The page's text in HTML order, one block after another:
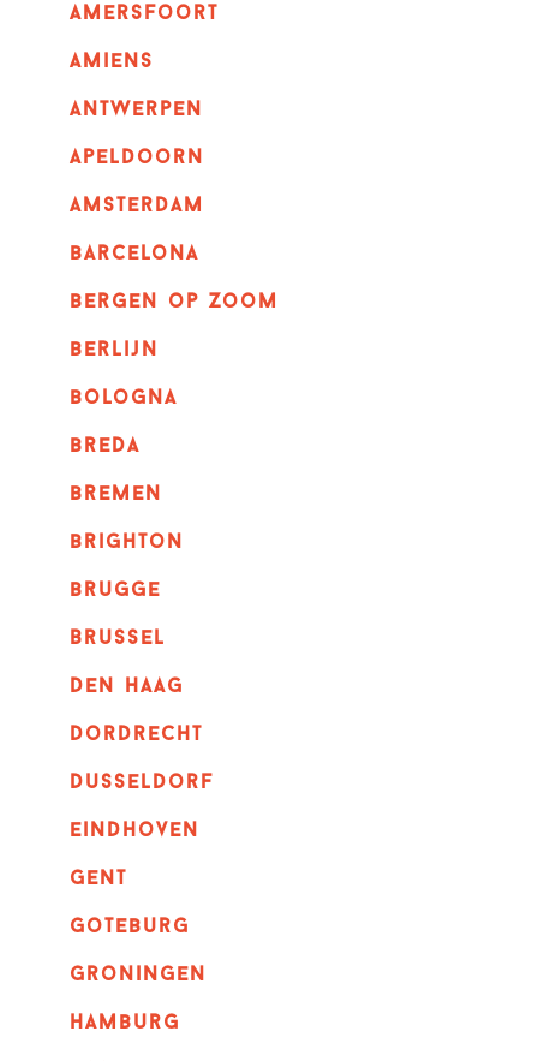
amersfoort
amiens
Antwerpen
apeldoorn
Amsterdam
barcelona
bergen op zoom
berlijn
bologna
breda
bremen
brighton
brugge
Brussel
Den haag
dordrecht
dusseldorf
eindhoven
GENT
goteburg
groningen
hamburg